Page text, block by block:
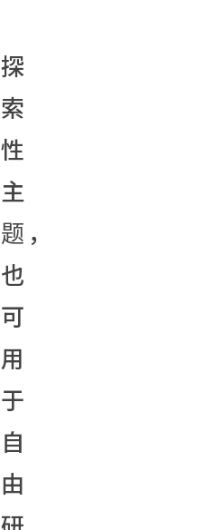
探
索
性
主
题，
也
可
用
于
自
由